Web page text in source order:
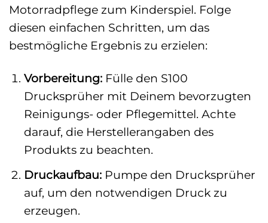
Motorradpflege zum Kinderspiel. Folge
diesen einfachen Schritten, um das
bestmögliche Ergebnis zu erzielen:
Vorbereitung:Fülle den S100
Drucksprüher mit Deinem bevorzugten
Reinigungs- oder Pflegemittel. Achte
darauf, die Herstellerangaben des
Produkts zu beachten.
Druckaufbau:Pumpe den Drucksprüher
auf, um den notwendigen Druck zu
erzeugen.